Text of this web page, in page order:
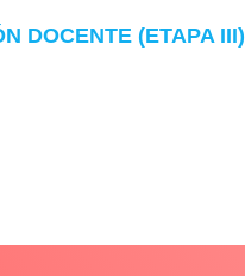
DOCENTE (ETAPA III)